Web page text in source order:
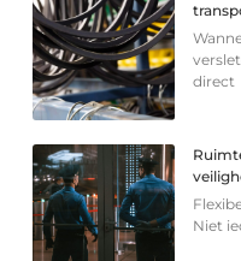
direct
Niet